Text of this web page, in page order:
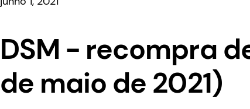
DSM - recompra
de maio de 2021)